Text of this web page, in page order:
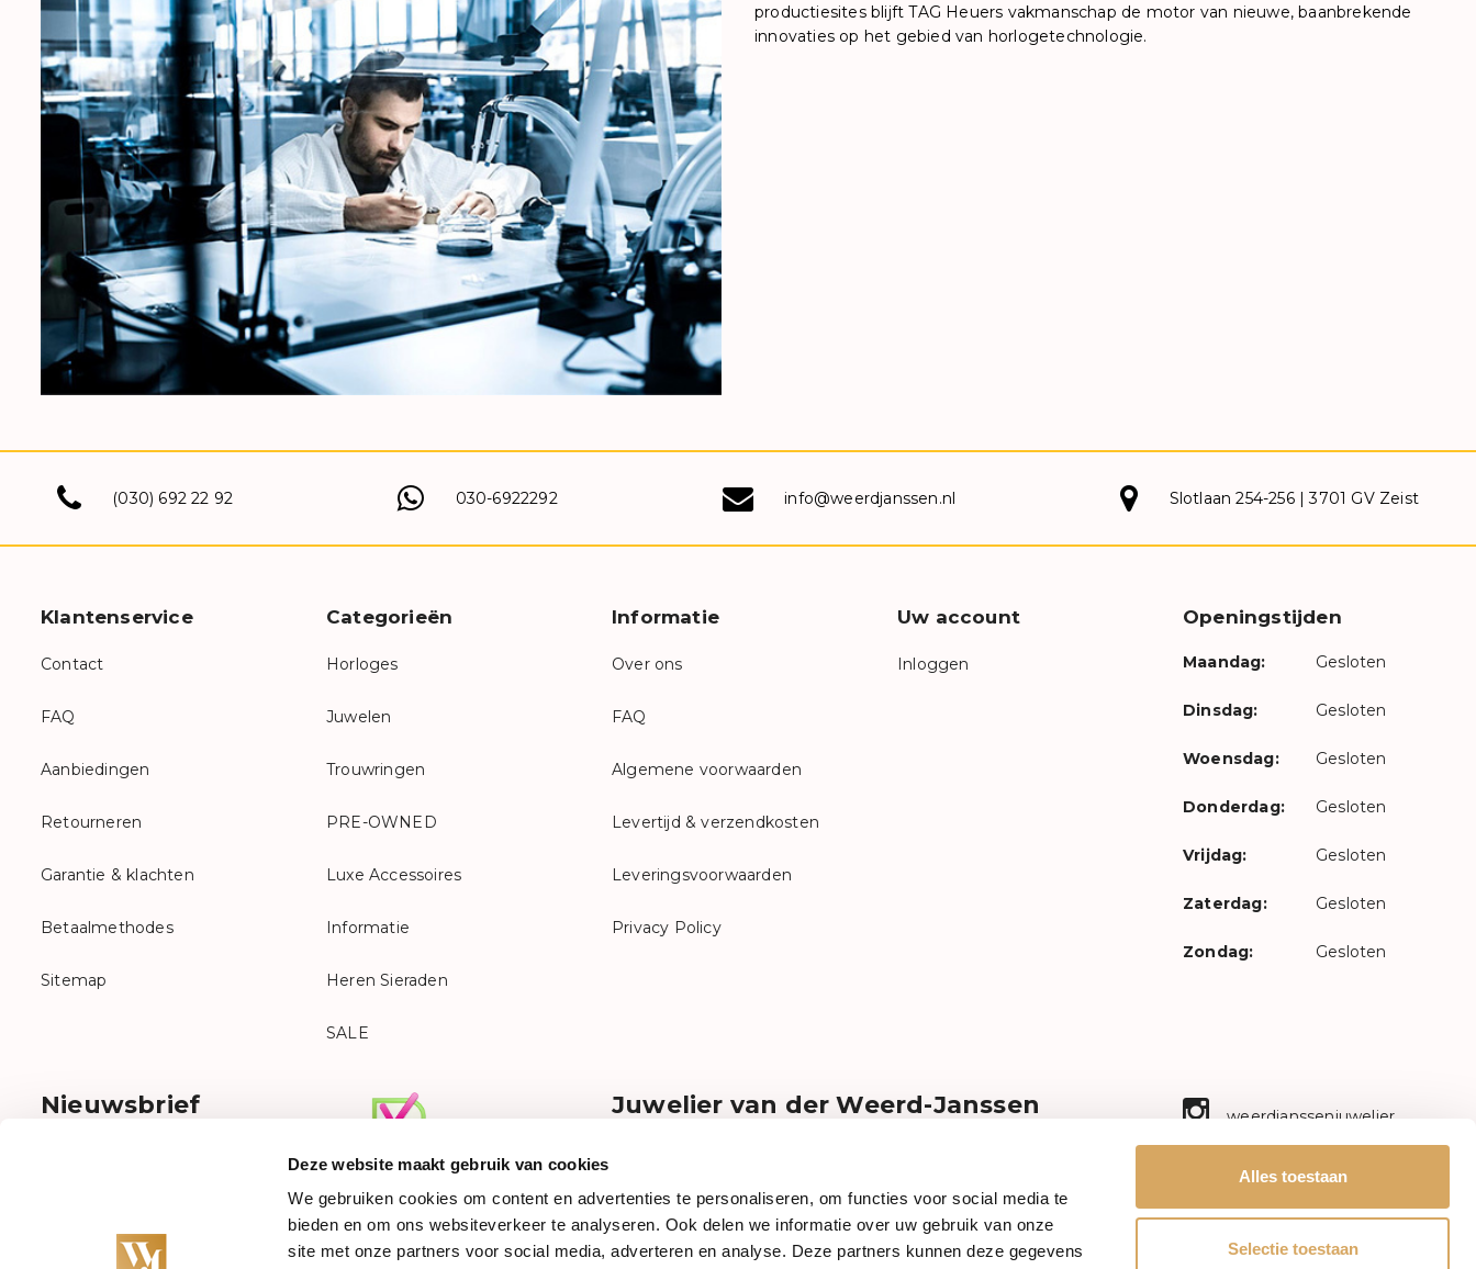
Deze website maakt gebruik van cookies
We gebruiken cookies om content en advertenties te personaliseren, om functies voor social media te
bieden en om ons websiteverkeer te analyseren. Ook delen we informatie over uw gebruik van onze
site met onze partners voor social media, adverteren en analyse. Deze partners kunnen deze gegevens
Alles toestaan
Selectie toestaan
productiesites blijft TAG Heuers vakmanschap de motor van nieuwe, baanbrekende
innovaties op het gebied van horlogetechnologie.
(030) 692 22 92 030-6922292 info@weerdjanssen.nl Slotlaan 254-256 | 3701 GV Zeist
Klantenservice
Contact
FAQ
Aanbiedingen
Retourneren
Garantie & klachten
Betaalmethodes
Sitemap
Categorieën
Horloges
Juwelen
Trouwringen
PRE-OWNED
Luxe Accessoires
Informatie
Heren Sieraden
SALE
Informatie
Over ons
FAQ
Algemene voorwaarden
Levertijd & verzendkosten
Leveringsvoorwaarden
Privacy Policy
Uw account
Inloggen
Openingstijden
Maandag: Gesloten
Dinsdag: Gesloten
Woensdag: Gesloten
Donderdag: Gesloten
Vrijdag: Gesloten
Zaterdag: Gesloten
Zondag: Gesloten
Nieuwsbrief Juwelier van der Weerd-Janssen
topmerken. Dit alles met vriendelijke dorpse betrokkenheid.
Kortom, graag staan wij voor u klaar!weerdjanssen.nl
weerdjanssenjuwelier
mr.janssenwatches
Mail